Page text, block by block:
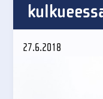
27.6.2018